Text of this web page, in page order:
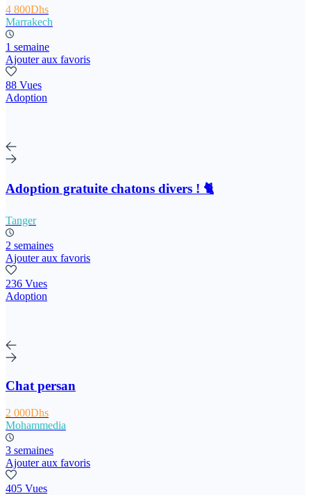
4 800Dhs
Marrakech
1 semaine
Ajouter aux favoris
88 Vues
Adoption
Adoption gratuite chatons divers ! 🐈
Tanger
2 semaines
Ajouter aux favoris
236 Vues
Adoption
Chat persan
2 000Dhs
Mohammedia
3 semaines
Ajouter aux favoris
405 Vues